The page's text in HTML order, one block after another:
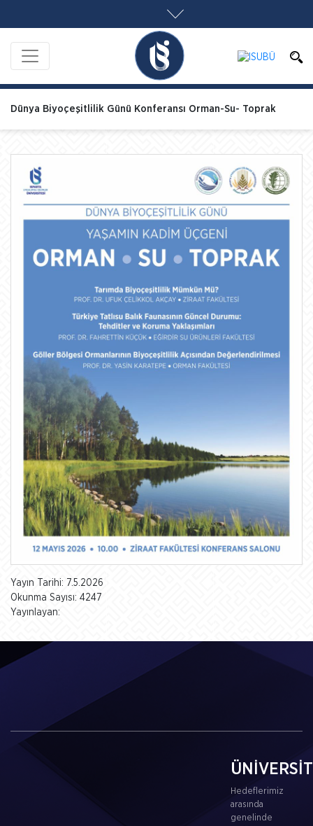
Dünya Biyoçeşitlilik Günü Konferansı Orman-Su- Toprak
Yayın Tarihi: 7.5.2026
Okunma Sayısı: 4247
Yayınlayan:
Hedeflerimiz
arasında
genelinde